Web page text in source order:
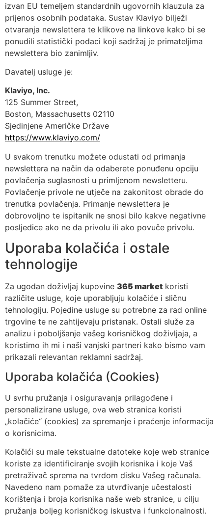
izvan EU temeljem standardnih ugovornih klauzula za
prijenos osobnih podataka. Sustav Klaviyo bilježi
otvaranja newslettera te klikove na linkove kako bi se
ponudili statistički podaci koji sadržaj je primateljima
newslettera bio zanimljiv.
Davatelj usluge je:
Klaviyo, Inc.
125 Summer Street,
Boston, Massachusetts 02110
Sjedinjene Američke Države
https://www.klaviyo.com/
U svakom trenutku možete odustati od primanja
newslettera na način da odaberete ponuđenu opciju
povlačenja suglasnosti u primljenom newsletteru.
Povlačenje privole ne utječe na zakonitost obrade do
trenutka povlačenja. Primanje newslettera je
dobrovoljno te ispitanik ne snosi bilo kakve negativne
posljedice ako ne da privolu ili ako povuče privolu.
Uporaba kolačića i ostale
tehnologije
Za ugodan doživljaj kupovine 365 market koristi
različite usluge, koje uporabljuju kolačiće i sličnu
tehnologiju. Pojedine usluge su potrebne za rad online
trgovine te ne zahtijevaju pristanak. Ostali služe za
analizu i poboljšanje vašeg korisničkog doživljaja, a
koristimo ih mi i naši vanjski partneri kako bismo vam
prikazali relevantan reklamni sadržaj.
Uporaba kolačića (Cookies)
U svrhu pružanja i osiguravanja prilagođene i
personalizirane usluge, ova web stranica koristi
„kolačiće“ (cookies) za spremanje i praćenje informacija
o korisnicima.
Kolačići su male tekstualne datoteke koje web stranice
koriste za identificiranje svojih korisnika i koje Vaš
pretraživač sprema na tvrdom disku Vašeg računala.
Navedeno nam pomaže za utvrđivanje učestalosti
korištenja i broja korisnika naše web stranice, u cilju
pružanja boljeg korisničkog iskustva i funkcionalnosti.